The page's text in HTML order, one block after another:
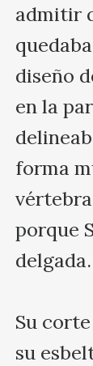
admitir
diseño
en la
forma
porque
delgada.
Su
su